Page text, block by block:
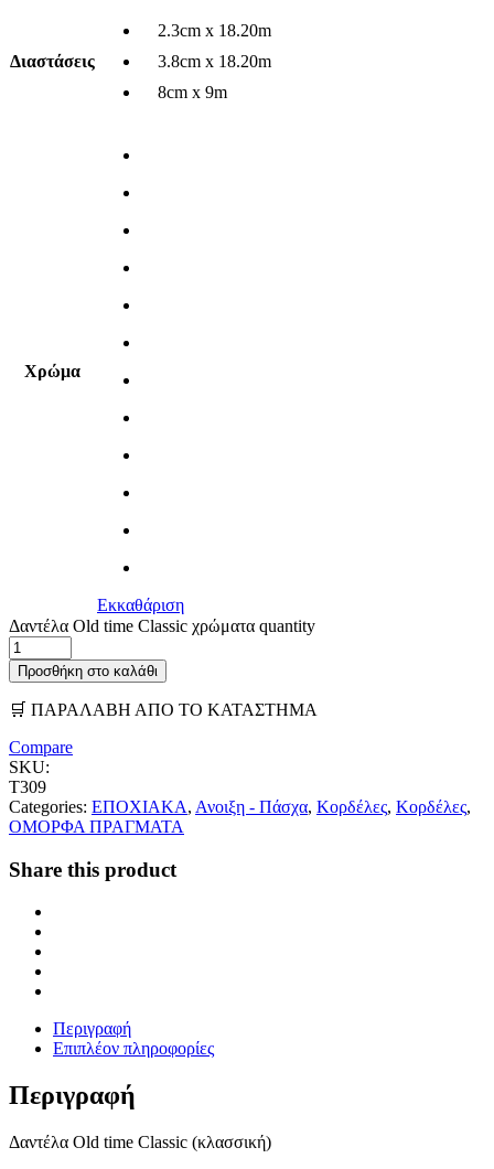
Διαστάσεις
2.3cm x 18.20m
3.8cm x 18.20m
8cm x 9m
Χρώμα
Εκκαθάριση
Δαντέλα Old time Classic χρώματα quantity
Προσθήκη στο καλάθι
🛒 ΠΑΡΑΛΑΒΗ ΑΠΟ ΤΟ ΚΑΤΑΣΤΗΜΑ
Compare
SKU:
T309
Categories: ΕΠΟΧΙΑΚΑ, Ανοιξη - Πάσχα, Κορδέλες, Κορδέλες,
ΟΜΟΡΦΑ ΠΡΑΓΜΑΤΑ
Share this product
Περιγραφή
Επιπλέον πληροφορίες
Περιγραφή
Δαντέλα Old time Classic (κλασσική)